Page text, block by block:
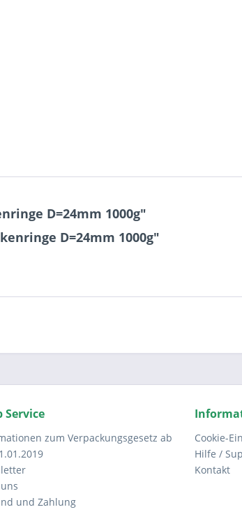
D=24mm 1000g"
D=24mm 1000g"
Service
zum Verpackungsgesetz ab
und Zahlung
Cookie-
Hilfe /
Kontakt